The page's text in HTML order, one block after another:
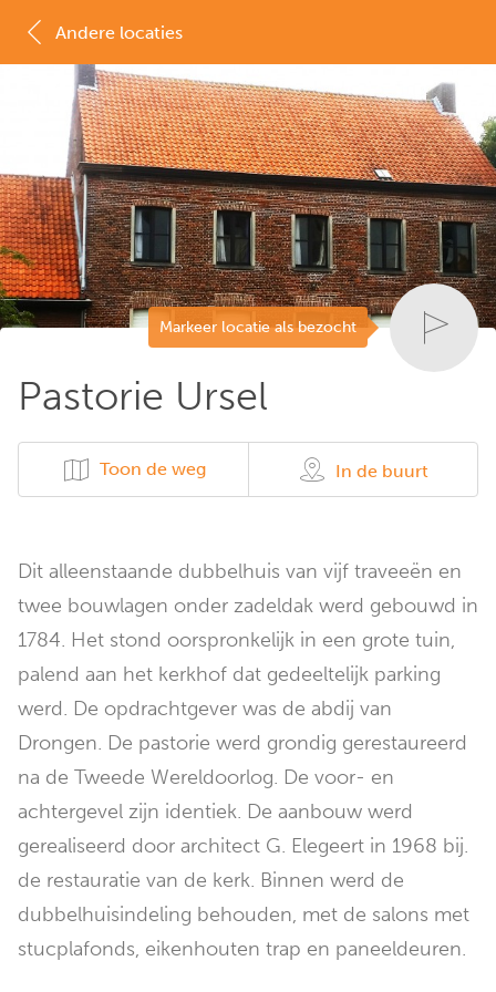
Markeer locatie als bezocht
Pastorie Ursel
Toon de weg In de buurt
Dit alleenstaande dubbelhuis van vijf traveeën en
twee bouwlagen onder zadeldak werd gebouwd in
1784. Het stond oorspronkelijk in een grote tuin,
palend aan het kerkhof dat gedeeltelijk parking
werd. De opdrachtgever was de abdij van
Drongen. De pastorie werd grondig gerestaureerd
na de Tweede Wereldoorlog. De voor- en
achtergevel zijn identiek. De aanbouw werd
gerealiseerd door architect G. Elegeert in 1968 bij.
de restauratie van de kerk. Binnen werd de
dubbelhuisindeling behouden, met de salons met
stucplafonds, eikenhouten trap en paneeldeuren.
Andere locaties
MAP LIJST